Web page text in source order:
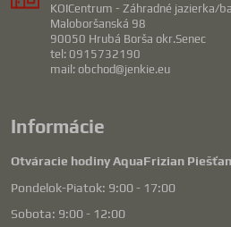
KOICentrum - Záhradné jazierka/
Maloboršanská 98
90050 Hrubá Borša okr.Senec
tel: 0915732190
mail: obchod@jenkie.eu
Informácie
Otváracie hodiny AquaFrizian
Pondelok-Piatok: 9:00 - 17:00
Sobota: 9:00 - 12:00